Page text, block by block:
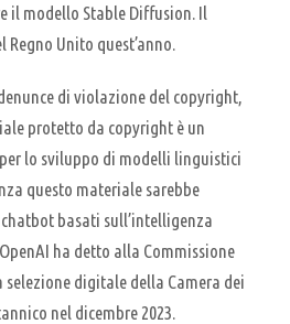
il modello Stable Diffusion. Il
Regno Unito quest’anno.
di violazione del copyright,
protetto da copyright è un
lo sviluppo di modelli linguistici
questo materiale sarebbe
basati sull’intelligenza
ha detto alla Commissione
selezione digitale della Camera dei
nel dicembre 2023.